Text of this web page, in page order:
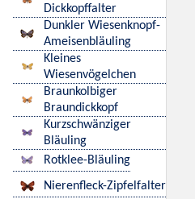
Dickkopffalter
Dunkler Wiesenknopf-
Ameisenbläuling
Kleines
Wiesenvögelchen
Braunkolbiger
Braundickkopf
Kurzschwänziger
Bläuling
Rotklee-Bläuling
Nierenfleck-Zipfelfalter